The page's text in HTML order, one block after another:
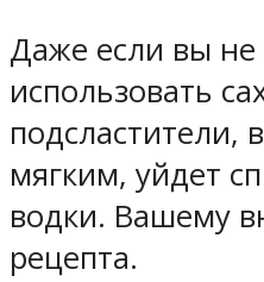
Даже если вы не
использовать
подсластители,
мягким, уйдет
водки. Вашему
рецепта.